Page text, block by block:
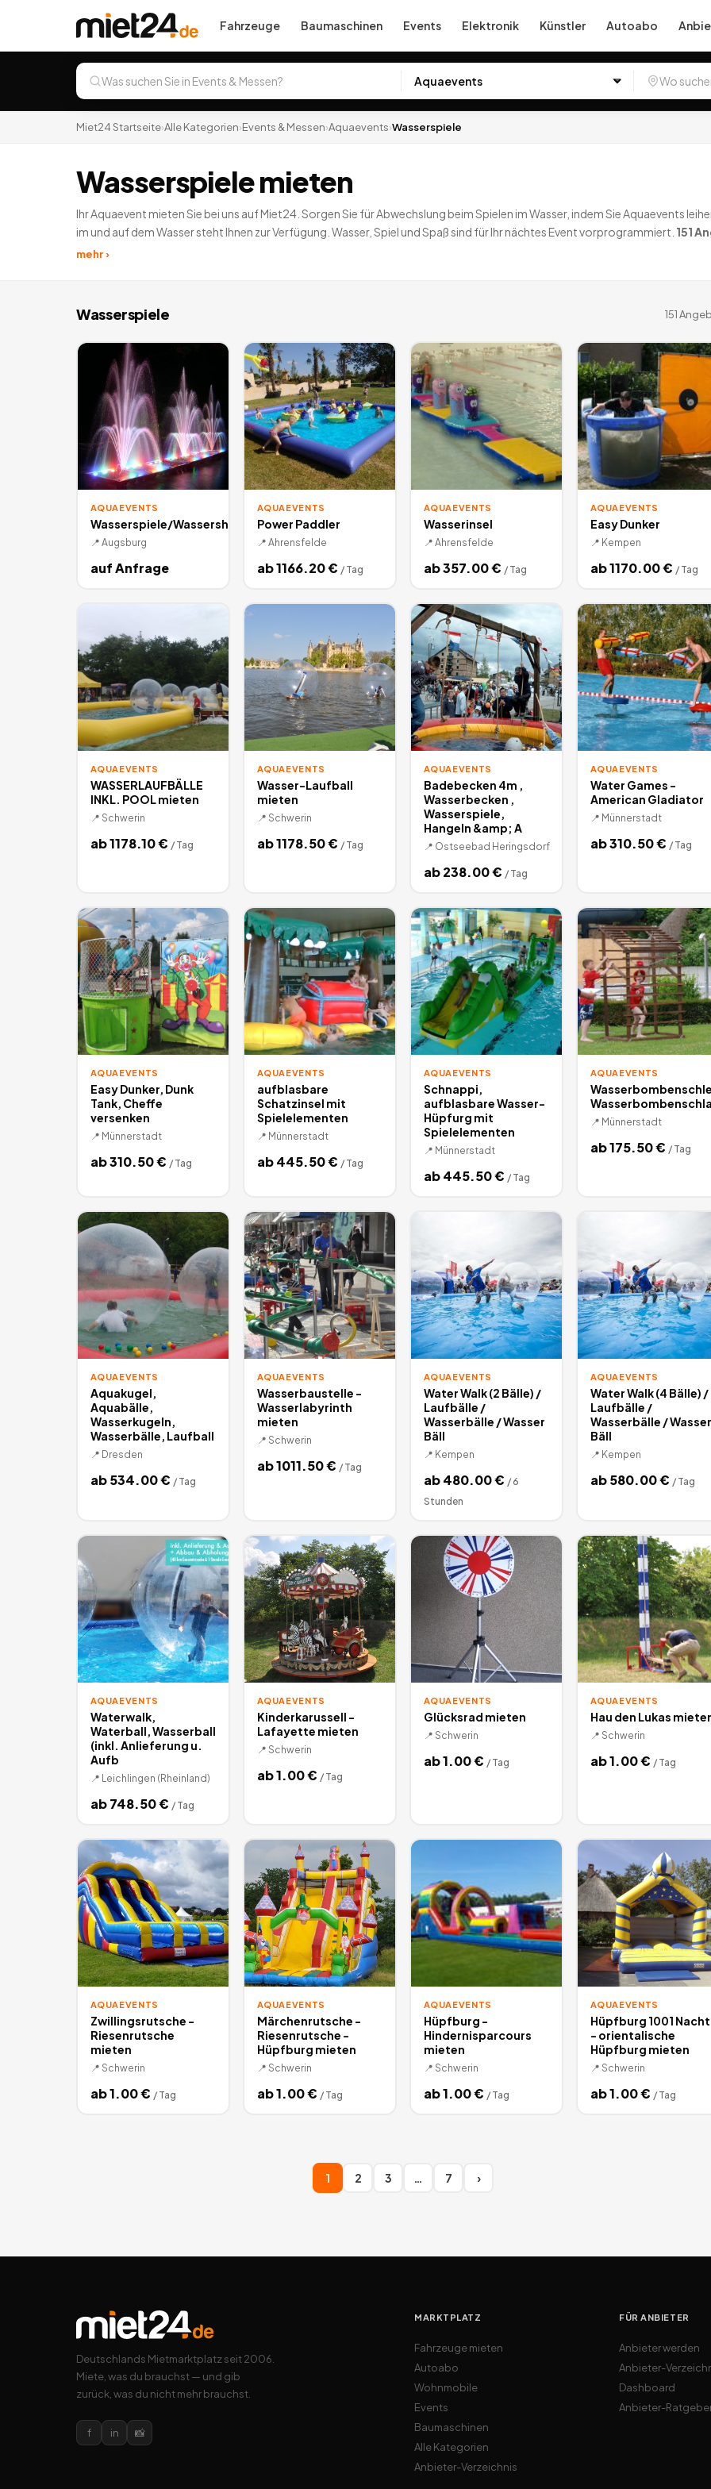
Fahrzeuge Baumaschinen Events Elektronik Künstler Autoabo
Miet24 Startseite›Alle Kategorien›Events & Messen›Aquaevents›Wasserspiele
Wasserspiele mieten
Ihr Aquaevent mieten Sie bei uns auf Miet24. Sorgen Sie für Abwechslung beim Spielen im Wasser, indem Sie Aquaevents
im und auf dem Wasser steht Ihnen zur Verfügung. Wasser, Spiel und Spaß sind für Ihr nächtes Event vorprogrammiert. 151
mehr ›
Wasserspiele 151
AQUAEVENTS
Wasserspiele/Wassershow
📍 Augsburg
auf Anfrage
AQUAEVENTS
Power Paddler
📍 Ahrensfelde
ab1166.20€ / Tag
AQUAEVENTS
Wasserinsel
📍 Ahrensfelde
ab357.00€ / Tag
AQUAEVENTS
Easy Dunker
📍 Kempen
ab1170.00€ / Tag
AQUAEVENTS
WASSERLAUFBÄLLE
INKL. POOL mieten
📍 Schwerin
ab1178.10€ / Tag
AQUAEVENTS
Wasser-Laufball
mieten
📍 Schwerin
ab1178.50€ / Tag
AQUAEVENTS
Badebecken 4m ,
Wasserbecken ,
Wasserspiele,
Hangeln &amp; A
📍 Ostseebad Heringsdorf
ab238.00€ / Tag
AQUAEVENTS
Water Games -
American Gladiator
📍 Münnerstadt
ab310.50€ / Tag
AQUAEVENTS
Easy Dunker, Dunk
Tank, Cheffe
versenken
📍 Münnerstadt
ab310.50€ / Tag
AQUAEVENTS
aufblasbare
Schatzinsel mit
Spielelementen
📍 Münnerstadt
ab445.50€ / Tag
AQUAEVENTS
Schnappi,
aufblasbare Wasser-
Hüpfurg mit
Spielelementen
📍 Münnerstadt
ab445.50€ / Tag
AQUAEVENTS
📍 Münnerstadt
ab175.50€ / Tag
AQUAEVENTS
Aquakugel,
Aquabälle,
Wasserkugeln,
Wasserbälle, Laufball
📍 Dresden
ab534.00€ / Tag
AQUAEVENTS
Wasserbaustelle -
Wasserlabyrinth
mieten
📍 Schwerin
ab1011.50€ / Tag
AQUAEVENTS
Water Walk (2 Bälle) /
Laufbälle /
Wasserbälle / Wasser
Bäll
📍 Kempen
ab480.00€ / 6
Stunden
AQUAEVENTS
Water Walk (4 Bälle) /
Laufbälle /
Wasserbälle / Wasser
Bäll
📍 Kempen
ab580.00€ / Tag
AQUAEVENTS
Waterwalk,
Waterball, Wasserball
(inkl. Anlieferung u.
Aufb
📍 Leichlingen (Rheinland)
ab748.50€ / Tag
AQUAEVENTS
Kinderkarussell -
Lafayette mieten
📍 Schwerin
ab1.00€ / Tag
AQUAEVENTS
Glücksrad mieten
📍 Schwerin
ab1.00€ / Tag
AQUAEVENTS
Hau den Lukas
📍 Schwerin
ab1.00€ / Tag
AQUAEVENTS
Zwillingsrutsche -
Riesenrutsche
mieten
📍 Schwerin
ab1.00€ / Tag
AQUAEVENTS
Märchenrutsche -
Riesenrutsche -
Hüpfburg mieten
📍 Schwerin
ab1.00€ / Tag
AQUAEVENTS
Hüpfburg -
Hindernisparcours
mieten
📍 Schwerin
ab1.00€ / Tag
AQUAEVENTS
Hüpfburg 1001 Nacht
- orientalische
Hüpfburg mieten
📍 Schwerin
ab1.00€ / Tag
1 2 3 … 7 ›
Deutschlands Mietmarktplatz seit 2006.
Miete, was du brauchst — und gib
zurück, was du nicht mehr brauchst.
f in 📸
MARKTPLATZ
Fahrzeuge mieten
Autoabo
Wohnmobile
Events
Baumaschinen
Alle Kategorien
Anbieter-Verzeichnis
FÜR ANBIETER
Anbieter werden
Anbieter-
Dashboard
Anbieter-